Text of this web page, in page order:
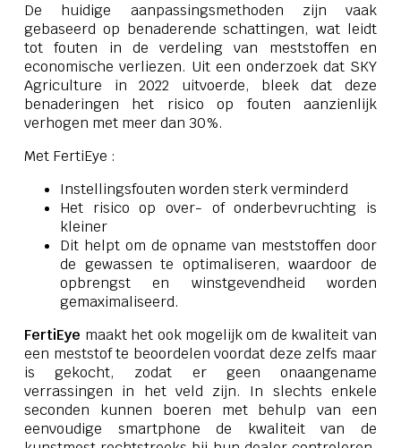
De huidige aanpassingsmethoden zijn vaak
gebaseerd op benaderende schattingen, wat leidt
tot fouten in de verdeling van meststoffen en
economische verliezen. Uit een onderzoek dat SKY
Agriculture in 2022 uitvoerde, bleek dat deze
benaderingen het risico op fouten aanzienlijk
verhogen met meer dan 30%.
Met FertiEye :
Instellingsfouten worden sterk verminderd
Het risico op over- of onderbevruchting is
kleiner
Dit helpt om de opname van meststoffen door
de gewassen te optimaliseren, waardoor de
opbrengst en winstgevendheid worden
gemaximaliseerd.
FertiEye maakt het ook mogelijk om de kwaliteit van
een meststof te beoordelen voordat deze zelfs maar
is gekocht, zodat er geen onaangename
verrassingen in het veld zijn. In slechts enkele
seconden kunnen boeren met behulp van een
eenvoudige smartphone de kwaliteit van de